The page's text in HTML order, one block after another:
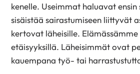
kenelle. Useimmat haluavat
sisäistää sairastumiseen liittyvät
kertovat läheisille.
etäisyyksillä. Läheisimmät ovat
kauempana työ- tai